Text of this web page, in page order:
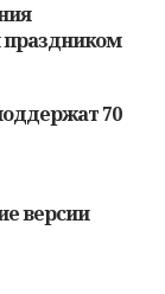
70
версии